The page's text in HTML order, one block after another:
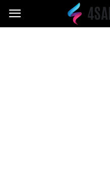
4samples.pl